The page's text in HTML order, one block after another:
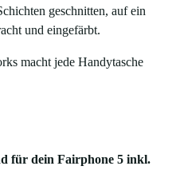
geschnitten, auf ein
und eingefärbt.
macht jede Handytasche
für dein Fairphone 5 inkl.